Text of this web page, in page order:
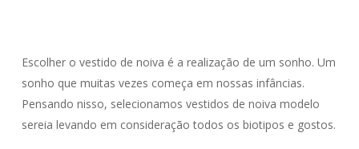
Escolher o vestido de noiva é a realização de um sonho. Um
sonho que muitas vezes começa em nossas infâncias.
Pensando nisso, selecionamos vestidos de noiva modelo
sereia levando em consideração todos os biotipos e gostos.